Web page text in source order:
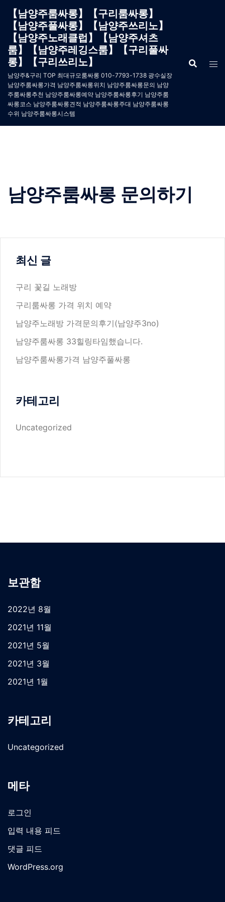
Skip
content
【남양주룸싸롱】【구리룸싸롱】
【남양주풀싸롱】【남양주쓰리노】
【남양주노래클럽】【남양주셔츠
룸】【남양주레깅스룸】【구리풀싸
롱】【구리쓰리노】
남양주&구리 TOP 최대규모룸싸롱 010-7793-1738 광수실장
남양주룸싸롱가격 남양주룸싸롱위치 남양주룸싸롱문의 남양
주룸싸롱추천 남양주룸싸롱예약 남양주룸싸롱후기 남양주룸
싸롱코스 남양주룸싸롱견적 남양주룸싸롱주대 남양주룸싸롱
수위 남양주룸싸롱시스템
남양주룸싸롱 문의하기
최신 글
구리 꽃길 노래방
구리룸싸롱 가격 위치 예약
남양주노래방 가격문의후기(남양주3no)
남양주룸싸롱 33힐링타임했습니다.
남양주룸싸롱가격 남양주풀싸롱
카테고리
Uncategorized
보관함
2022년 8월
2021년 11월
2021년 5월
2021년 3월
2021년 1월
카테고리
Uncategorized
메타
로그인
입력 내용 피드
댓글 피드
WordPress.org